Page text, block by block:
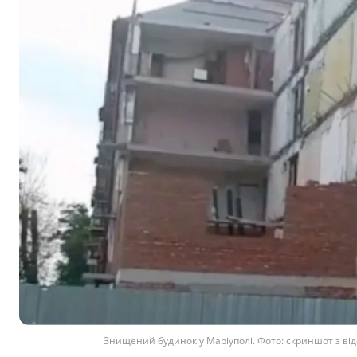
Знищений будинок у Маріуполі. Фото: скриншот з